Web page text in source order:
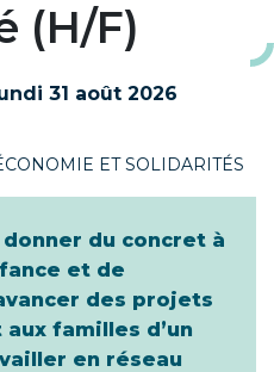
(H/F)
31 août 2026
ET SOLIDARITÉS
du concret à
et de
des projets
familles d’un
en réseau